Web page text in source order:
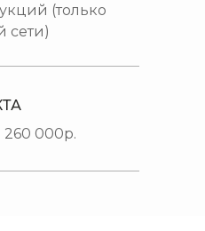
(только
сети)
260 000р.